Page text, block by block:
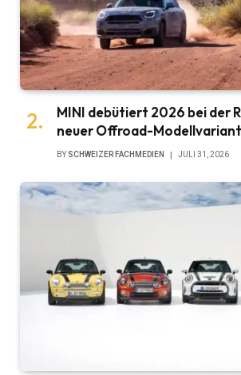
MINI debütiert 2026 bei der
neuer Offroad-
BY SCHWEIZER FACHMEDIEN JULI 31, 2026